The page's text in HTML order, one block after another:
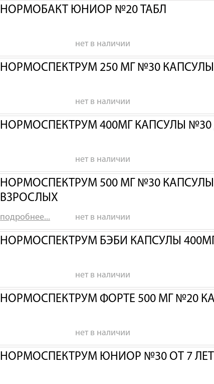
НОРМОБАКТ ЮНИОР №20 ТАБЛ
нет в наличии
НОРМОСПЕКТРУМ 250 МГ №30 КАПСУЛЫ
нет в наличии
НОРМОСПЕКТРУМ 400МГ КАПСУЛЫ №30
нет в наличии
НОРМОСПЕКТРУМ 500 МГ №30 КАПСУЛЫ
ВЗРОСЛЫХ
подробнее... нет в наличии
НОРМОСПЕКТРУМ БЭБИ КАПСУЛЫ
нет в наличии
НОРМОСПЕКТРУМ ФОРТЕ 500 МГ №20
нет в наличии
НОРМОСПЕКТРУМ ЮНИОР №30 ОТ 7 ЛЕТ